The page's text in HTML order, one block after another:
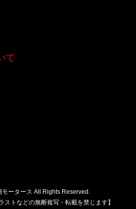
て
ータース All Rights Reserved.
ストなどの無断複写・転載を禁じます】